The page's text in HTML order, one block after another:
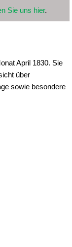
Sie uns hier.
April 1830. Sie
über
sowie besondere